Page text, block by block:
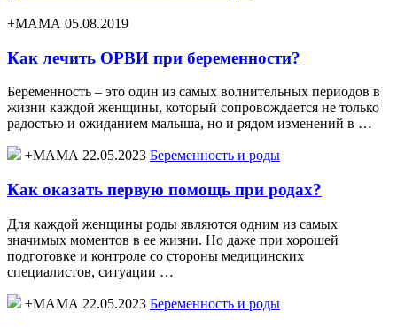
+МАМА 05.08.2019
Как лечить ОРВИ при беременности?
Беременность – это один из самых волнительных периодов в
жизни каждой женщины, который сопровождается не только
радостью и ожиданием малыша, но и рядом изменений в …
+МАМА 22.05.2023 Беременность и роды
Как оказать первую помощь при родах?
Для каждой женщины роды являются одним из самых
значимых моментов в ее жизни. Но даже при хорошей
подготовке и контроле со стороны медицинских
специалистов, ситуации …
+МАМА 22.05.2023 Беременность и роды